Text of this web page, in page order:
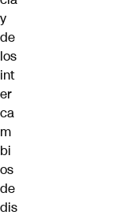
y
de
los
int
er
ca
m
bi
os
de
dis